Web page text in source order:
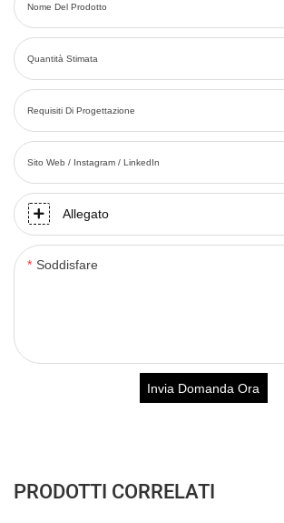
Nome Del Prodotto
Quantità Stimata
Requisiti Di Progettazione
Sito Web / Instagram / LinkedIn
Allegato
Soddisfare
Invia Domanda Ora
PRODOTTI CORRELATI